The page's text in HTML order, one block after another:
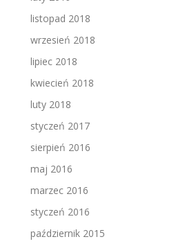
listopad 2018
wrzesień 2018
lipiec 2018
kwiecień 2018
luty 2018
styczeń 2017
sierpień 2016
maj 2016
marzec 2016
styczeń 2016
październik 2015